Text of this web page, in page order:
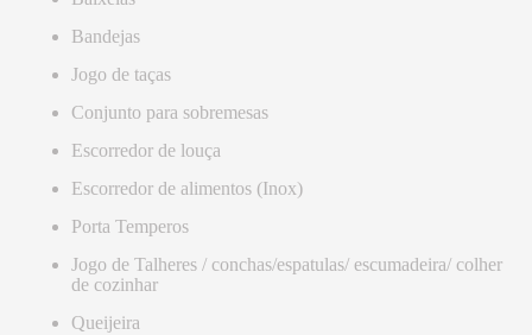
Bandejas
Jogo de taças
Conjunto para sobremesas
Escorredor de louça
Escorredor de alimentos (Inox)
Porta Temperos
Jogo de Talheres / conchas/espatulas/ escumadeira/ colher
de cozinhar
Queijeira